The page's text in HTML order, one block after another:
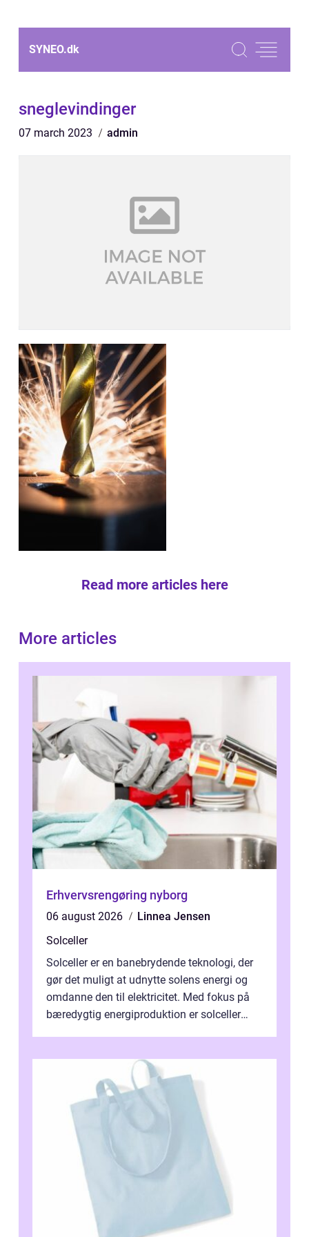
SYNEO.dk
sneglevindinger
07 march 2023 admin
Read more articles here
More articles
Erhvervsrengøring nyborg
06 august 2026
Linnea Jensen
Solceller
Solceller er en banebrydende teknologi, der
gør det muligt at udnytte solens energi og
omdanne den til elektricitet. Med fokus på
bæredygtig energiproduktion er solceller